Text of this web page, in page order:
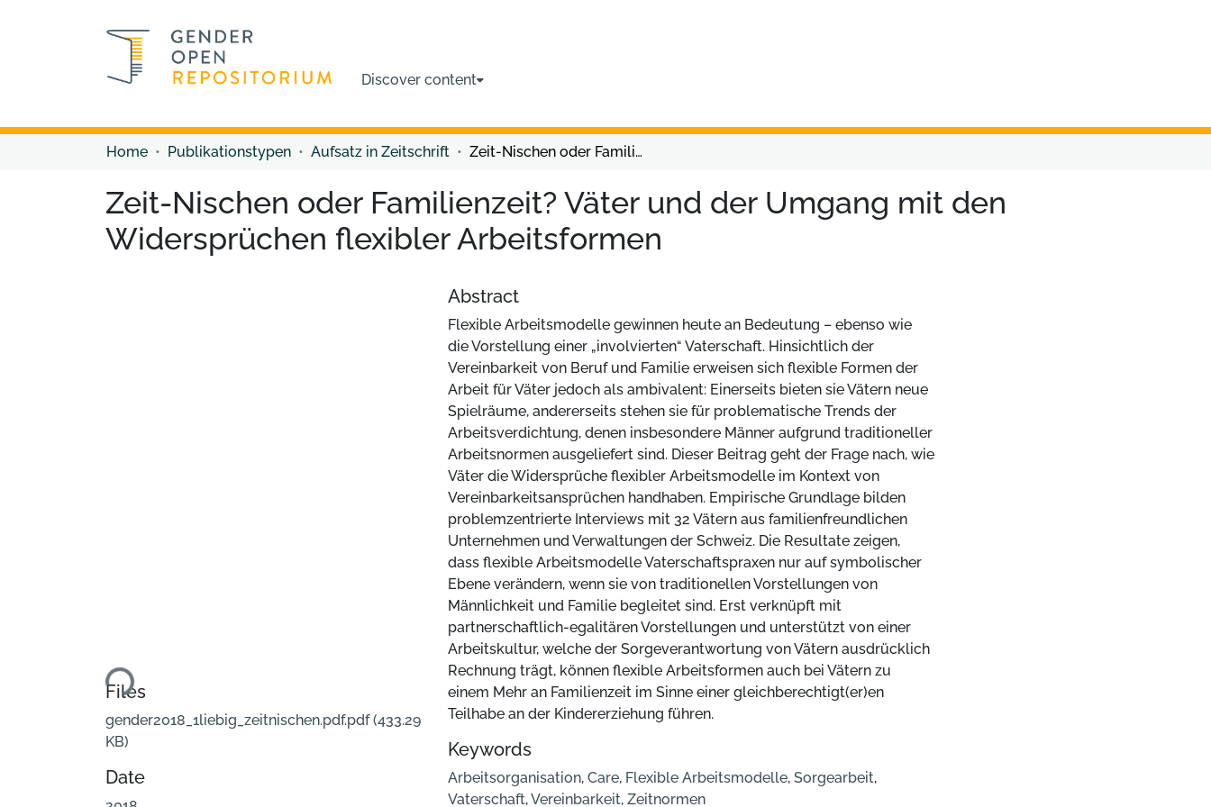
Discover content
Home Publikationstypen Aufsatz in Zeitschrift Zeit-Nischen oder Familienzeit? Väter und der Umgang mit den Widersprüchen flexibler Arbeitsformen
Zeit-Nischen oder Familienzeit? Väter und der Umgang mit den
Widersprüchen flexibler Arbeitsformen
Loading...
Files
gender2018_1liebig_zeitnischen.pdf.pdf(433.29
KB)
Date
Abstract
Flexible Arbeitsmodelle gewinnen heute an Bedeutung – ebenso wie
die Vorstellung einer „involvierten“ Vaterschaft. Hinsichtlich der
Vereinbarkeit von Beruf und Familie erweisen sich flexible Formen der
Arbeit für Väter jedoch als ambivalent: Einerseits bieten sie Vätern neue
Spielräume, andererseits stehen sie für problematische Trends der
Arbeitsverdichtung, denen insbesondere Männer aufgrund traditioneller
Arbeitsnormen ausgeliefert sind. Dieser Beitrag geht der Frage nach, wie
Väter die Widersprüche flexibler Arbeitsmodelle im Kontext von
Vereinbarkeitsansprüchen handhaben. Empirische Grundlage bilden
problemzentrierte Interviews mit 32 Vätern aus familienfreundlichen
Unternehmen und Verwaltungen der Schweiz. Die Resultate zeigen,
dass flexible Arbeitsmodelle Vaterschaftspraxen nur auf symbolischer
Ebene verändern, wenn sie von traditionellen Vorstellungen von
Männlichkeit und Familie begleitet sind. Erst verknüpft mit
partnerschaftlich-egalitären Vorstellungen und unterstützt von einer
Arbeitskultur, welche der Sorgeverantwortung von Vätern ausdrücklich
Rechnung trägt, können flexible Arbeitsformen auch bei Vätern zu
einem Mehr an Familienzeit im Sinne einer gleichberechtigt(er)en
Teilhabe an der Kindererziehung führen.
Keywords
Arbeitsorganisation, Care, Flexible Arbeitsmodelle, Sorgearbeit,
Vaterschaft,Vereinbarkeit, Zeitnormen